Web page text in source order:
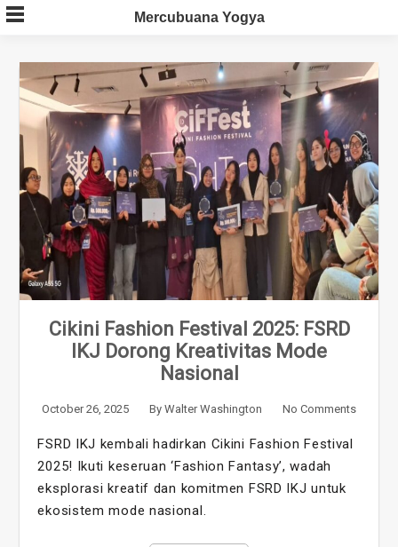
Skip
to
Mercubuana Yogya
Cikini Fashion Festival 2025: FSRD
IKJ Dorong Kreativitas Mode
Nasional
October 26, 2025 By Walter Washington No Comments
FSRD IKJ kembali hadirkan Cikini Fashion Festival
2025! Ikuti keseruan ‘Fashion Fantasy’, wadah
eksplorasi kreatif dan komitmen FSRD IKJ untuk
ekosistem mode nasional.